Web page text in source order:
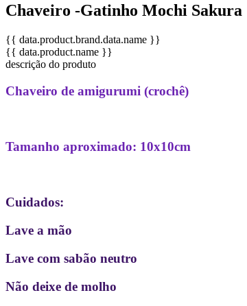
Chaveiro -Gatinho Mochi Sakura
{{ data.product.brand.data.name }}
{{ data.product.name }}
descrição do produto
Chaveiro de amigurumi (crochê)
Tamanho aproximado: 10x10cm
Cuidados:
Lave a mão
Lave com sabão neutro
Não deixe de molho